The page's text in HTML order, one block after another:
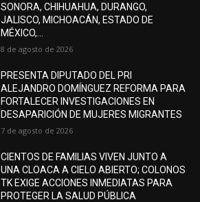
SONORA, CHIHUAHUA, DURANGO,
JALISCO, MICHOACÁN, ESTADO DE
MÉXICO,...
8 de agosto de 2026
PRESENTA DIPUTADO DEL PRI
ALEJANDRO DOMÍNGUEZ REFORMA PARA
FORTALECER INVESTIGACIONES EN
DESAPARICIÓN DE MUJERES MIGRANTES
7 de agosto de 2026
CIENTOS DE FAMILIAS VIVEN JUNTO A
UNA CLOACA A CIELO ABIERTO; COLONOS
TK EXIGE ACCIONES INMEDIATAS PARA
PROTEGER LA SALUD PÚBLICA